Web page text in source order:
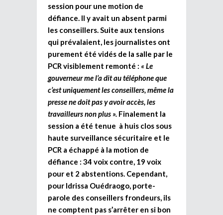
session pour une motion de
défiance. Il y avait un absent parmi
les conseillers. Suite aux tensions
qui prévalaient, les journalistes ont
purement été vidés de la salle par le
PCR visiblement remonté : « Le
gouverneur me l’a dit au téléphone que
c’est uniquement les conseillers, même la
presse ne doit pas y avoir accès, les
travailleurs non plus ». Finalement la
session a été tenue à huis clos sous
haute surveillance sécuritaire et le
PCR a échappé à la motion de
défiance : 34 voix contre, 19 voix
pour et 2 abstentions. Cependant,
pour Idrissa Ouédraogo, porte-
parole des conseillers frondeurs, ils
ne comptent pas s’arrêter en si bon